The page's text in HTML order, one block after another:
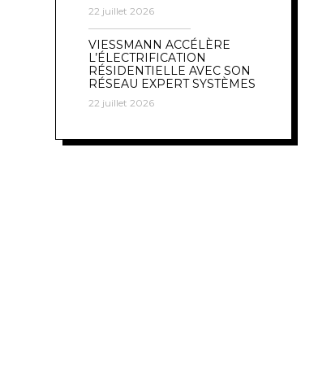
22 juillet 2026
VIESSMANN ACCÉLÈRE
L’ÉLECTRIFICATION
RÉSIDENTIELLE AVEC SON
RÉSEAU EXPERT SYSTÈMES
22 juillet 2026